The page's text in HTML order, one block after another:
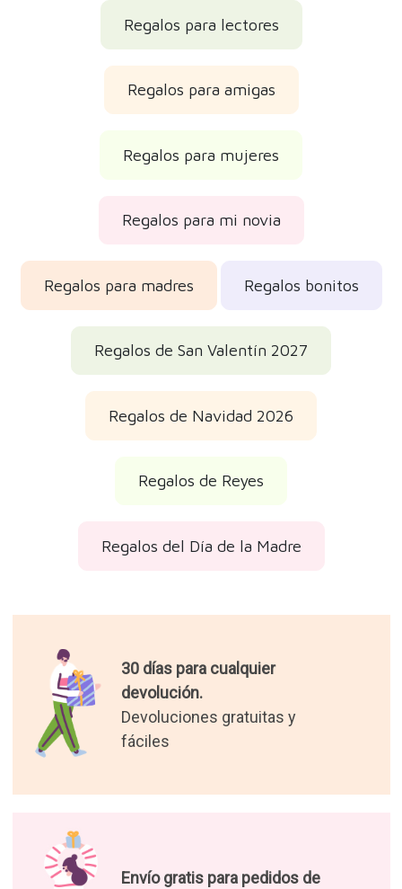
Regalos para lectores
Regalos para amigas
Regalos para mujeres
Regalos para mi novia
Regalos para madres Regalos bonitos
Regalos de San Valentín 2027
Regalos de Navidad 2026
Regalos de Reyes
Regalos del Día de la Madre
30 días para cualquier
devolución.
Devoluciones gratuitas y
fáciles
Envío gratis para pedidos de